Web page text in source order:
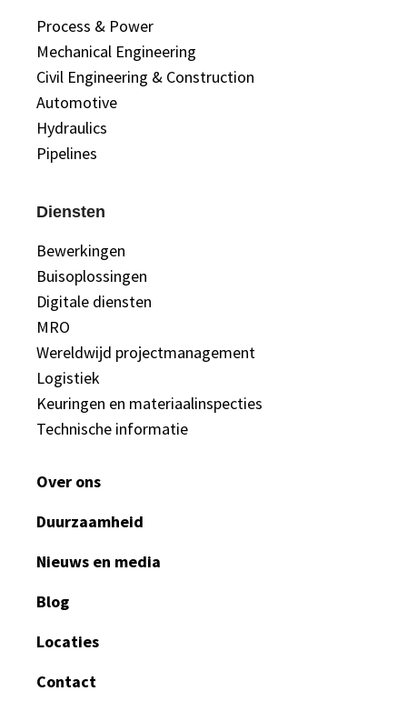
Process & Power
Mechanical Engineering
Civil Engineering & Construction
Automotive
Hydraulics
Pipelines
Diensten
Bewerkingen
Buisoplossingen
Digitale diensten
MRO
Wereldwijd projectmanagement
Logistiek
Keuringen en materiaalinspecties
Technische informatie
Over ons
Duurzaamheid
Nieuws en media
Blog
Locaties
Contact